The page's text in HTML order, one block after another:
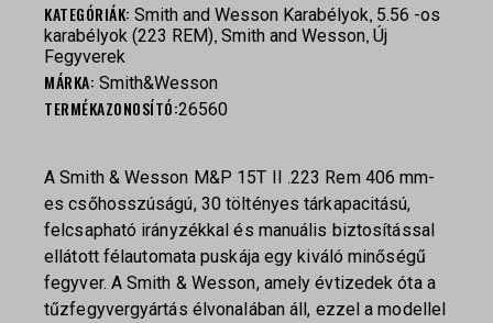
KATEGÓRIÁK: Smith and Wesson Karabélyok, 5.56 -os
karabélyok (223 REM), Smith and Wesson, Új
Fegyverek
MÁRKA: Smith&Wesson
TERMÉKAZONOSÍTÓ:26560
A Smith & Wesson M&P 15T II .223 Rem 406 mm-
es csőhosszúságú, 30 töltényes tárkapacitású,
felcsapható irányzékkal és manuális biztosítással
ellátott félautomata puskája egy kiváló minőségű
fegyver. A Smith & Wesson, amely évtizedek óta a
tűzfegyvergyártás élvonalában áll, ezzel a modellel